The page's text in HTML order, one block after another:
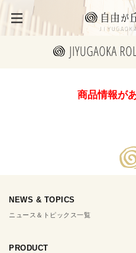
商品情報が
NEWS & TOPICS
ニュース＆トピックス一覧
PRODUCT